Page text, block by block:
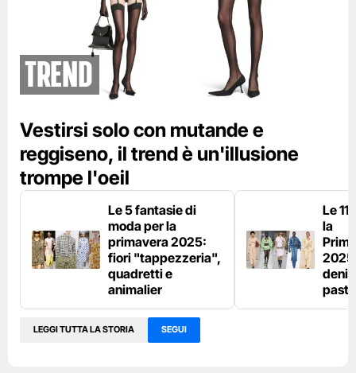
Trend
Vestirsi solo con mutande e
reggiseno, il trend è un'illusione
trompe l'oeil
Le 5 fantasie di
moda per la
primavera 2025:
fiori "tappezzeria",
quadretti e
animalier
Le
la
LEGGI TUTTA LA STORIA SEGUI